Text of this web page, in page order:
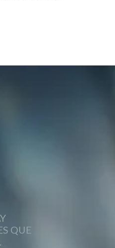
QUE